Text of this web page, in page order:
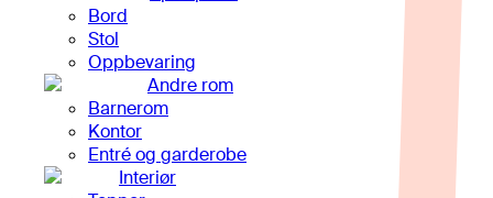
Bord
Stol
Oppbevaring
Andre rom
Barnerom
Kontor
Entré og garderobe
Interiør